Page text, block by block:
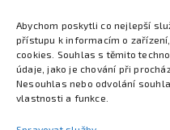
Abychom poskytli co nejlepší
přístupu k informacím o
cookies. Souhlas s těmito
údaje, jako je chování při
Nesouhlas nebo odvolání
vlastnosti a funkce.